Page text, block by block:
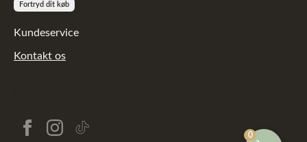
Fortryd dit køb
Kundeservice
Kontakt os
0